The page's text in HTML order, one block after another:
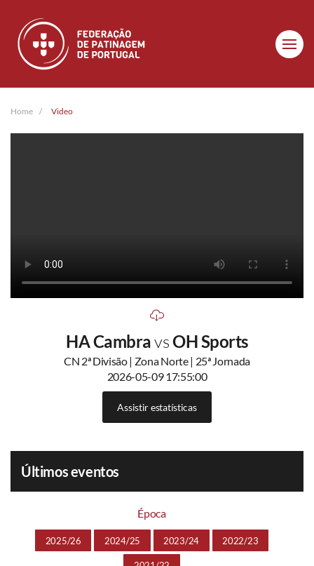
Skip to main content
Home Video
HA CambravsOH Sports
CN 2ª Divisão | Zona Norte | 25ª Jornada
2026-05-09 17:55:00
Assistir estatísticas
Últimos eventos
Época
2025/26 2024/25 2023/24 2022/23